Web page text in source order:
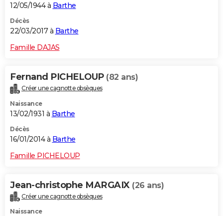
12/05/1944 à Barthe
Décès
22/03/2017 à Barthe
Famille DAJAS
Fernand PICHELOUP (82 ans)
Créer une cagnotte obsèques
Naissance
13/02/1931 à Barthe
Décès
16/01/2014 à Barthe
Famille PICHELOUP
Jean-christophe MARGAIX (26 ans)
Créer une cagnotte obsèques
Naissance